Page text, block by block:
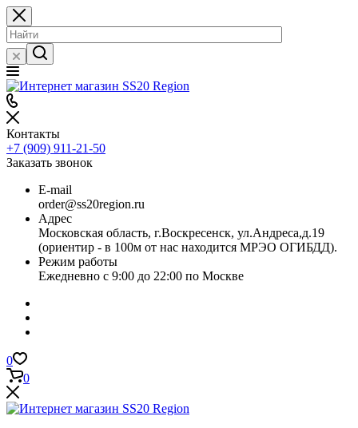
Контакты
+7 (909) 911-21-50
Заказать звонок
E-mail
order@ss20region.ru
Адрес
Московская область, г.Воскресенск, ул.Андреса,д.19
(ориентир - в 100м от нас находится МРЭО ОГИБДД).
Режим работы
Ежедневно с 9:00 до 22:00 по Москве
0
0